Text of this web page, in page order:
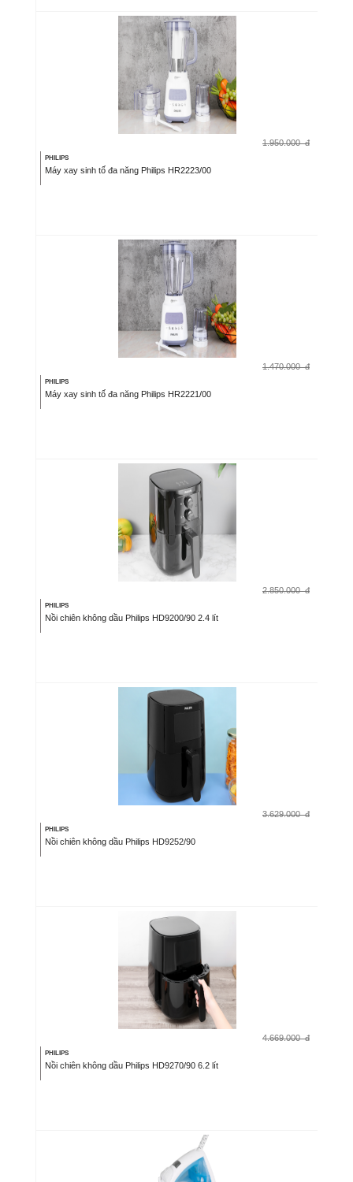
1.950.000 đ
PHILIPS
Máy xay sinh tố đa năng Philips HR2223/00
1.470.000 đ
PHILIPS
Máy xay sinh tố đa năng Philips HR2221/00
2.850.000 đ
PHILIPS
Nồi chiên không dầu Philips HD9200/90 2.4 lít
3.629.000 đ
PHILIPS
Nồi chiên không dầu Philips HD9252/90
4.669.000 đ
PHILIPS
Nồi chiên không dầu Philips HD9270/90 6.2 lít